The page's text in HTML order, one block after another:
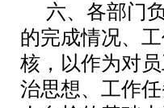
六、各部门
的完成情况、
核，以作为对
治思想、工作